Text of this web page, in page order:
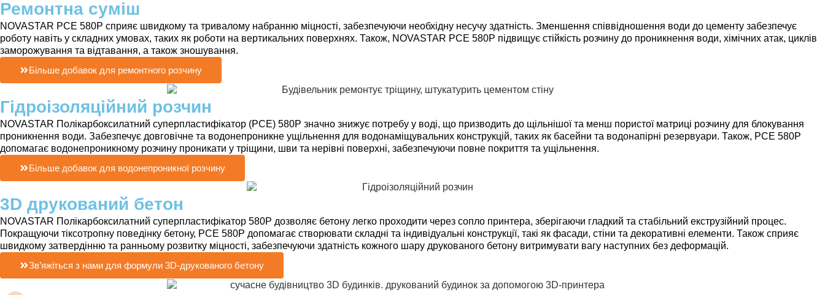
Ремонтна суміш
NOVASTAR PCE 580P сприяє швидкому та тривалому набранню міцності, забезпечуючи необхідну несучу здатність. Зменшення співвідношення води до цементу забезпечує
роботу навіть у складних умовах, таких як роботи на вертикальних поверхнях. Також, NOVASTAR PCE 580P підвищує стійкість розчину до проникнення води, хімічних атак, циклів
заморожування та відтавання, а також зношування.
Більше добавок для ремонтного розчину
Гідроізоляційний розчин
NOVASTAR Полікарбоксилатний суперпластифікатор (PCE) 580P значно знижує потребу у воді, що призводить до щільнішої та менш пористої матриці розчину для блокування
проникнення води. Забезпечує довговічне та водонепроникне ущільнення для водонаміщувальних конструкцій, таких як басейни та водонапірні резервуари. Також, PCE 580P
допомагає водонепроникному розчину проникати у тріщини, шви та нерівні поверхні, забезпечуючи повне покриття та ущільнення.
Більше добавок для водонепроникної розчину
3D друкований бетон
NOVASTAR Полікарбоксилатний суперпластифікатор 580P дозволяє бетону легко проходити через сопло принтера, зберігаючи гладкий та стабільний екструзійний процес.
Покращуючи тіксотропну поведінку бетону, PCE 580P допомагає створювати складні та індивідуальні конструкції, такі як фасади, стіни та декоративні елементи. Також сприяє
швидкому затвердінню та ранньому розвитку міцності, забезпечуючи здатність кожного шару друкованого бетону витримувати вагу наступних без деформацій.
Зв’яжіться з нами для формули 3D-друкованого бетону